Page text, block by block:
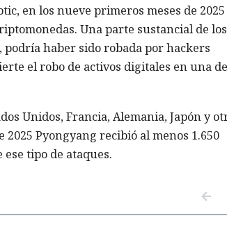
en los nueve primeros meses de 2025
Una parte sustancial de los
haber sido robada por hackers
el robo de activos digitales en una
Unidos, Francia, Alemania, Japón y
Pyongyang recibió al menos 1.650
tipo de ataques.